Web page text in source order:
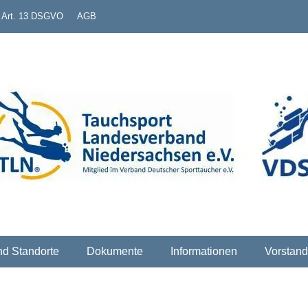
13 DSGVO AGB
Niedersachsen
Standorte Dokumente Informationen Vorstand